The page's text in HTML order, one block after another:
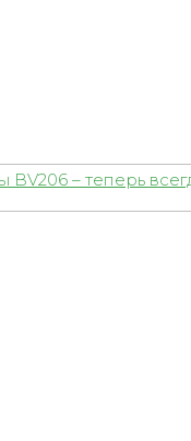
BV206 – теперь